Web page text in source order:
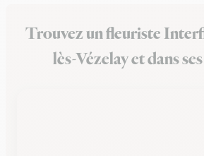
Trouvez un fleuriste
lès-Vézelay et dans